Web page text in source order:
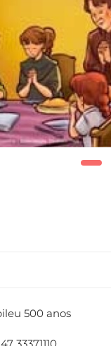
500 anos